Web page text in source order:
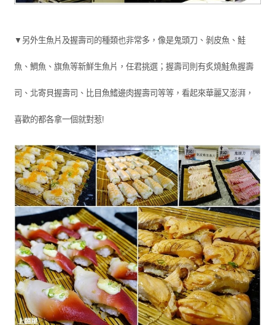
▼另外生魚片及握壽司的種類也非常多，像是鬼頭刀、剝皮魚、鮭
魚、鯛魚、旗魚等新鮮生魚片，任君挑選；握壽司則有炙燒鮭魚握壽
司、北寄貝握壽司、比目魚鰭邊肉握壽司等等，看起來華麗又澎湃，
喜歡的都各拿一個就對惹!